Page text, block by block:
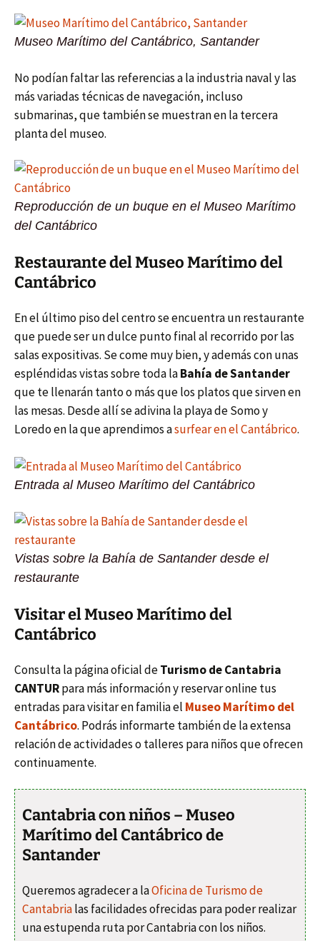
Museo Marítimo del Cantábrico, Santander
No podían faltar las referencias a la industria naval y las
más variadas técnicas de navegación, incluso
submarinas, que también se muestran en la tercera
planta del museo.
Reproducción de un buque en el Museo Marítimo
del Cantábrico
Restaurante del Museo Marítimo del
Cantábrico
En el último piso del centro se encuentra un restaurante
que puede ser un dulce punto final al recorrido por las
salas expositivas. Se come muy bien, y además con unas
espléndidas vistas sobre toda laBahía de Santander
que te llenarán tanto o más que los platos que sirven en
las mesas. Desde allí se adivina la playa de Somo y
Loredo en la que aprendimos asurfear en el Cantábrico.
Entrada al Museo Marítimo del Cantábrico
Vistas sobre la Bahía de Santander desde el
restaurante
Visitar el Museo Marítimo del
Cantábrico
Consulta la página oficial deTurismo de Cantabria
CANTURpara más información y reservar online tus
entradas para visitar en familia el Museo Marítimo del
Cantábrico. Podrás informarte también de la extensa
relación de actividades o talleres para niños que ofrecen
continuamente.
Cantabria con niños – Museo
Marítimo del Cantábrico de
Santander
Queremos agradecer a laOficina de Turismo de
Cantabrialas facilidades ofrecidas para poder realizar
una estupenda ruta por Cantabria con los niños.